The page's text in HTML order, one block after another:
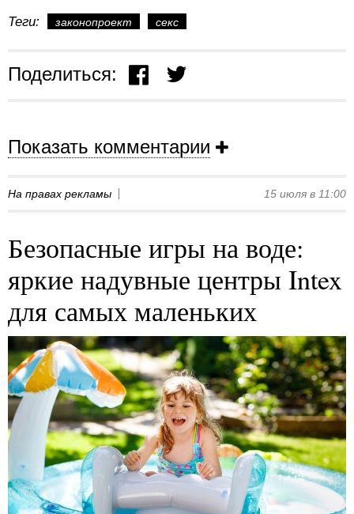
Теги: законопроект секс
Поделиться:
Показать комментарии
На правах рекламы 15 июля в 11:00
Безопасные игры на воде:
яркие надувные центры Intex
для самых маленьких